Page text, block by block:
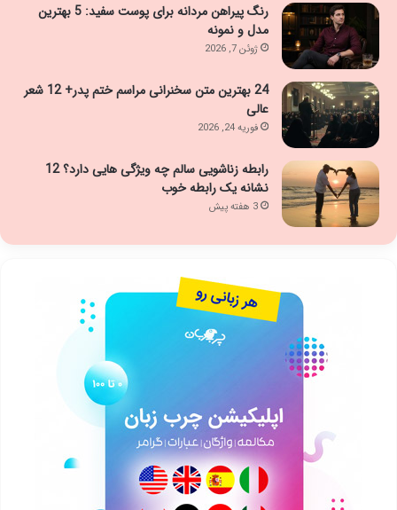
رنگ پیراهن مردانه برای پوست سفید: 5 بهترین
مدل و نمونه
ژوئن 7, 2026
24 بهترین متن سخنرانی مراسم ختم پدر+ 12 شعر
عالی
فوریه 24, 2026
رابطه زناشویی سالم چه ویژگی هایی دارد؟ 12
نشانه یک رابطه خوب
3 هفته پیش